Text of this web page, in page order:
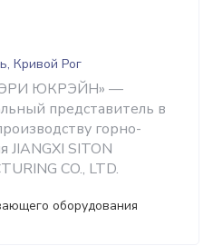
Кривой Рог
ЮКРЭЙН» —
представитель в
горно-
JIANGXI SITON
CO., LTD.
оборудования